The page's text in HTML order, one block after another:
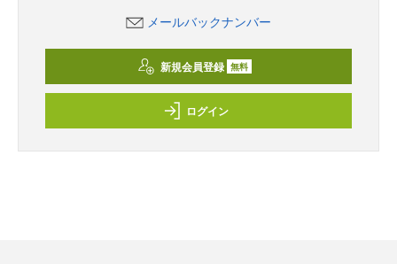
メールバックナンバー
新規会員登録 無料
ログイン